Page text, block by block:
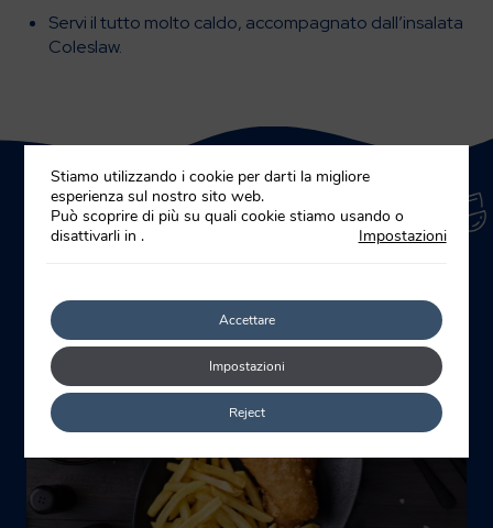
Servi il tutto molto caldo, accompagnato dall’insalata
Coleslaw.
Ricette correlate
Stiamo utilizzando i cookie per darti la migliore
esperienza sul nostro sito web.
Può scoprire di più su quali cookie stiamo usando o
disattivarli in
Impostazioni
.
Accettare
Reject
Impostazioni